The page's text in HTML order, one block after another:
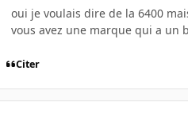
oui je voulais dire de la 6400
vous avez une marque qui a un
Citer